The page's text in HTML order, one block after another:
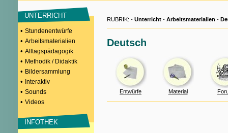
UNTERRICHT
• Stundenentwürfe
• Arbeitsmaterialien
• Alltagspädagogik
• Methodik / Didaktik
• Bildersammlung
• Interaktiv
• Sounds
• Videos
INFOTHEK
RUBRIK: - Unterricht - Arbeitsmaterialien -
Deutsch
Entwürfe Material